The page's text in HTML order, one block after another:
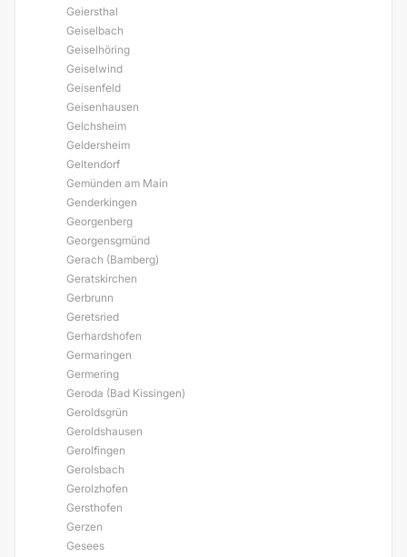
Geiersthal
Geiselbach
Geiselhöring
Geiselwind
Geisenfeld
Geisenhausen
Gelchsheim
Geldersheim
Geltendorf
Gemünden am Main
Genderkingen
Georgenberg
Georgensgmünd
Gerach (Bamberg)
Geratskirchen
Gerbrunn
Geretsried
Gerhardshofen
Germaringen
Germering
Geroda (Bad Kissingen)
Geroldsgrün
Geroldshausen
Gerolfingen
Gerolsbach
Gerolzhofen
Gersthofen
Gerzen
Gesees